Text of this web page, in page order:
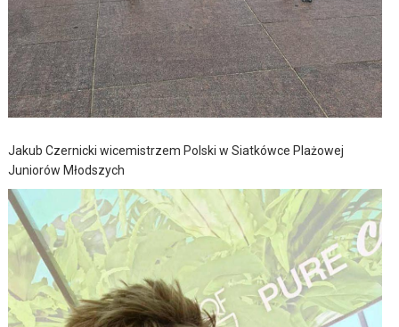
Jakub Czernicki wicemistrzem Polski w Siatkówce Plażowej
Juniorów Młodszych